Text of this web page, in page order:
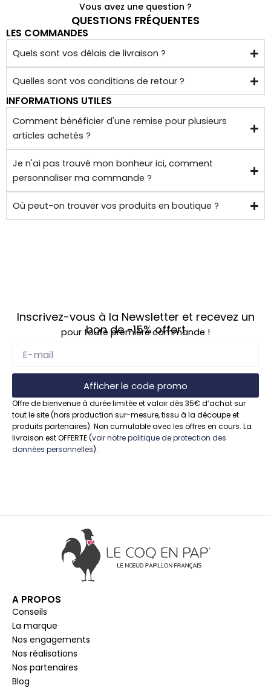
quelq
kilom
ètres
de
chez
soi.
Vous avez une question ?
QUESTIONS FRÉQUENTES
LES COMMANDES
Quels sont vos délais de livraison ?
Quelles sont vos conditions de retour ?
INFORMATIONS UTILES
Comment bénéficier d'une remise pour plusieurs
articles achetés ?
Je n'ai pas trouvé mon bonheur ici, comment
personnaliser ma commande ?
Où peut-on trouver vos produits en boutique ?
Inscrivez-vous à la Newsletter et recevez un
bon de -15% offert
pour toute première commande !
Afficher le code promo
Offre de bienvenue à durée limitée et valoir dès 35€ d’achat sur
tout le site (hors production sur-mesure, tissu à la découpe et
produits partenaires). Non cumulable avec les offres en cours. La
livraison est OFFERTE (voir notre politique de protection des
données personnelles).
A PROPOS
Conseils
La marque
Nos engagements
Nos réalisations
Nos partenaires
Blog